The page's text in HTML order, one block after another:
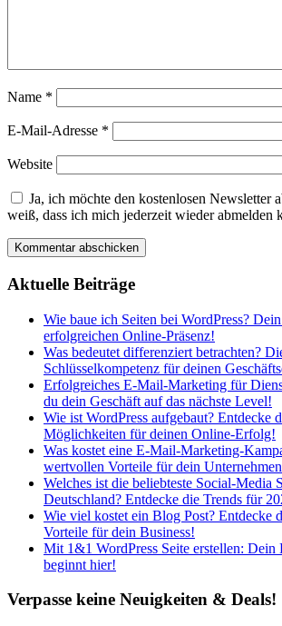
Name *
E-Mail-Adresse *
Website
Ja, ich möchte den kostenlosen Newsletter
weiß, dass ich mich jederzeit wieder abmelden
Aktuelle Beiträge
Wie baue ich Seiten bei WordPress?
erfolgreichen Online-Präsenz!
Was bedeutet differenziert betrachten?
Schlüsselkompetenz für deinen
Erfolgreiches E-Mail-Marketing für
du dein Geschäft auf das nächste Level!
Wie ist WordPress aufgebaut? Entdecke
Möglichkeiten für deinen Online-Erfolg!
Was kostet eine E-Mail-Marketing-
wertvollen Vorteile für dein
Welches ist die beliebteste Social-Media
Deutschland? Entdecke die Trends für
Wie viel kostet ein Blog Post? Entdecke
Vorteile für dein Business!
Mit 1&1 WordPress Seite erstellen:
beginnt hier!
Verpasse keine Neuigkeiten & Deals!